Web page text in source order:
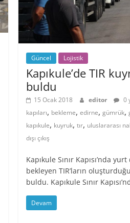
Güncel Lojistik
Kapıkule’de TIR
buldu
15 Ocak 2018 editor 0
kapıları, bekleme,edirne,gümrük,
kapıkule, kuyruk,tır, uluslararası
dışı çıkış
Kapıkule Sınır Kapısı’nda
bekleyen TIR’ların
buldu. Kapıkule Sınır
Devam